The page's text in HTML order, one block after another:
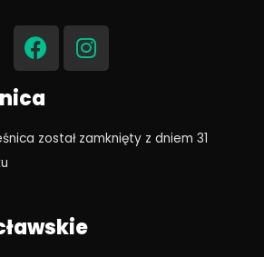
F
a
c
e
b
o
I
n
s
g
został zamknięty z dniem 31